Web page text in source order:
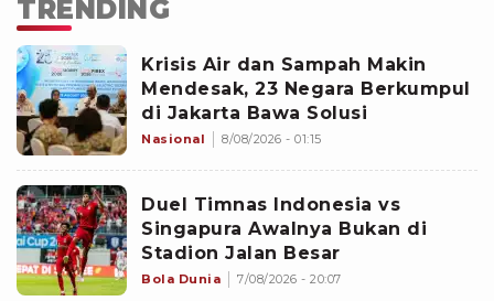
TRENDING
Krisis Air dan Sampah Makin
Mendesak, 23 Negara Berkumpul
di Jakarta Bawa Solusi
Nasional 8/08/2026 - 01:15
Duel Timnas Indonesia vs
Singapura Awalnya Bukan di
Stadion Jalan Besar
Bola Dunia 7/08/2026 - 20:07